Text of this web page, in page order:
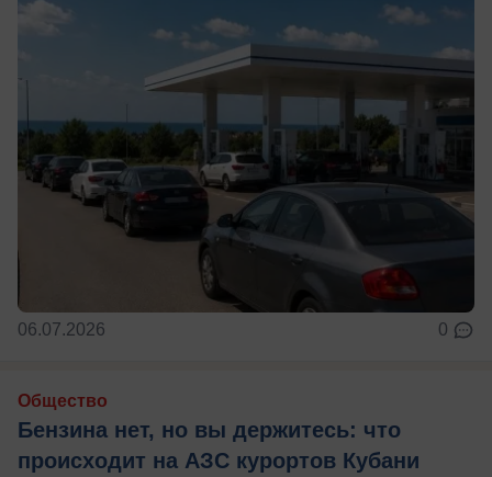
06.07.2026 0
Общество
Бензина нет, но вы держитесь: что
происходит на АЗС курортов Кубани